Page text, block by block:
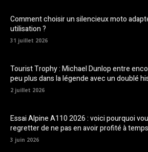
Comment choisir un silencieux moto
utilisation ?
31 juillet 2026
Tourist Trophy : Michael Dunlop entre
peu plus dans la légende avec un doublé
2 juillet 2026
Essai Alpine A110 2026 : voici pourquoi
regretter de ne pas en avoir profité à temps
3 juin 2026